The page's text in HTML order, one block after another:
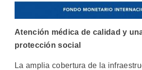
Atención médica de calidad y
protección social
La amplia cobertura de la